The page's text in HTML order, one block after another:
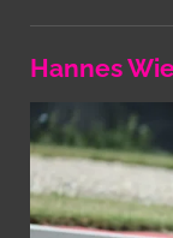
Hannes